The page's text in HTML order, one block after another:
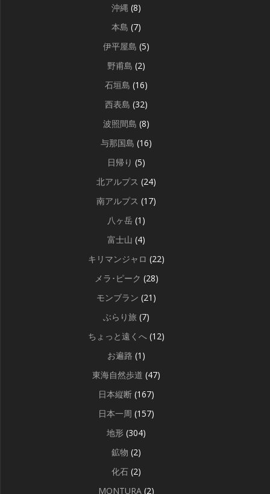
沖縄 (8)
本島 (7)
伊平屋島 (5)
野甫島 (2)
石垣島 (16)
西表島 (32)
波照間島 (8)
与那国島 (16)
日帰り (5)
北アルプス (24)
南アルプス (17)
八ヶ岳 (1)
富士山 (4)
キリマンジャロ (22)
メラ･ピーク (28)
モンブラン (21)
ぶらり旅 (7)
ちょっと遠くへ (12)
お遍路 (1)
東海自然歩道 (47)
日本縦断 (167)
日本一周 (157)
地形 (304)
鉱物 (2)
化石 (2)
MONTURA (2)